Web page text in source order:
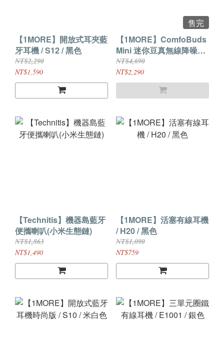
【1MORE】開放式耳夾藍
牙耳機 / S12 / 黑色
NT$2,290
NT$1,590
售完
【1MORE】ComfoBuds
Mini 迷你豆真無線降噪耳
機 / ES603 / 雲母白 / 特價
$2290(原價$3290)
NT$4,690
NT$2,290
【Technitis】機器島藍牙
便攜喇叭(小米生態鏈)
NT$1,863
NT$1,490
【1MORE】活塞有線耳機
/ H20 / 黑色
NT$1,090
NT$759